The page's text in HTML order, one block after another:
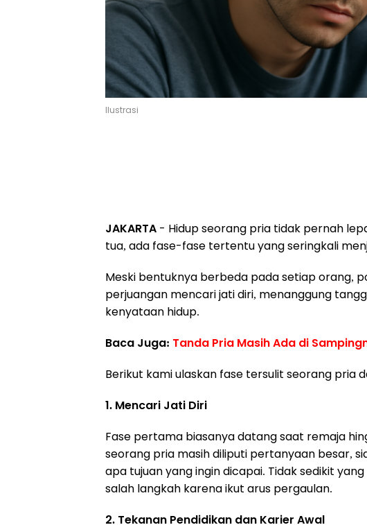
Ilustrasi
JAKARTA - Hidup seorang pria tidak pernah
tua, ada fase-fase tertentu yang seringkali
Meski bentuknya berbeda pada setiap orang,
perjuangan mencari jati diri, menanggung
kenyataan hidup.
Baca Juga: Tanda Pria Masih Ada di
Berikut kami ulaskan fase tersulit seorang pria
1. Mencari Jati Diri
Fase pertama biasanya datang saat remaja
seorang pria masih diliputi pertanyaan besar,
apa tujuan yang ingin dicapai. Tidak sedikit
salah langkah karena ikut arus pergaulan.
2. Tekanan Pendidikan dan Karier Awal